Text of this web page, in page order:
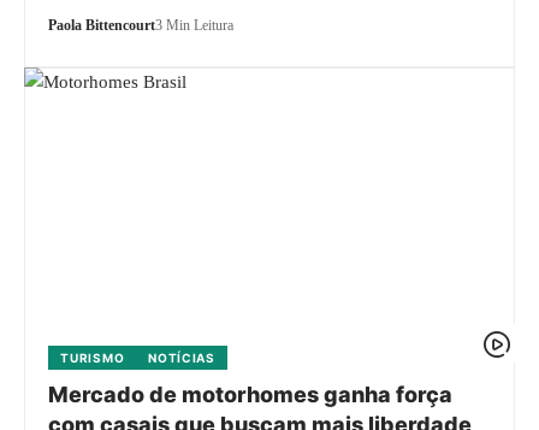
Paola Bittencourt3 Min Leitura
TURISMO NOTÍCIAS
Mercado de motorhomes ganha força
com casais que buscam mais liberdade